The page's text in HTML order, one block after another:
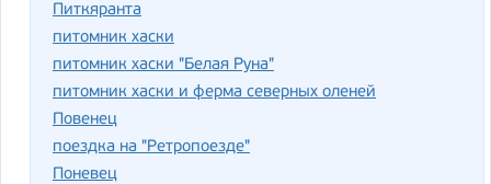
Питкяранта
питомник хаски
питомник хаски "Белая Руна"
питомник хаски и ферма северных оленей
Повенец
поездка на "Ретропоезде"
Поневец